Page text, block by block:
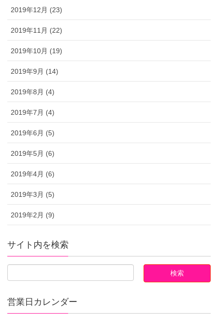
2019年12月 (23)
2019年11月 (22)
2019年10月 (19)
2019年9月 (14)
2019年8月 (4)
2019年7月 (4)
2019年6月 (5)
2019年5月 (6)
2019年4月 (6)
2019年3月 (5)
2019年2月 (9)
サイト内を検索
営業日カレンダー